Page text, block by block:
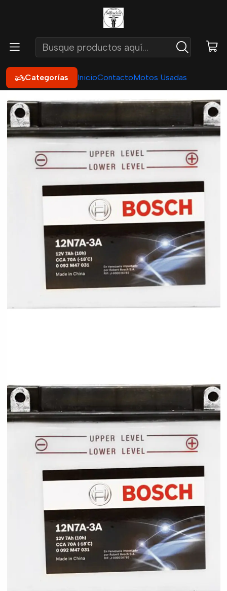
Categorías InicioContactoMotos Usadas
Batería Moto 12N7A-3A 12v 7ah